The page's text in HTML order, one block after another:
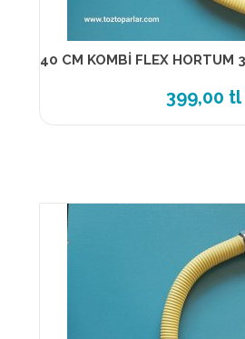
399,00 tl